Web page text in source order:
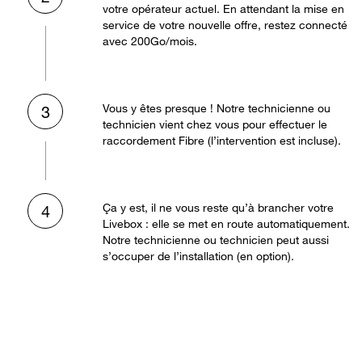
votre opérateur actuel. En attendant la mise en
service de votre nouvelle offre, restez connecté
avec 200Go/mois.
3
Vous y êtes presque ! Notre technicienne ou
technicien vient chez vous pour effectuer le
raccordement Fibre (l’intervention est incluse).
4
Ça y est, il ne vous reste qu’à brancher votre
Livebox : elle se met en route automatiquement.
Notre technicienne ou technicien peut aussi
s’occuper de l’installation (en option).